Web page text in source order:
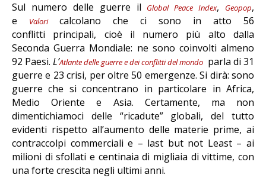
Sul numero delle guerre il
Global Peace Index, Geopop,
e
Valori calcolano che ci sono in atto 56
conflitti principali, cioè il numero più alto dalla
Seconda Guerra Mondiale: ne sono coinvolti almeno
92 Paesi. L’Atlante delle guerre e dei conflitti del mondo parla di 31
guerre e 23 crisi, per oltre 50 emergenze. Si dirà: sono
guerre che si concentrano in particolare in Africa,
Medio Oriente e Asia. Certamente, ma non
dimentichiamoci delle “ricadute” globali, del tutto
evidenti rispetto all’aumento delle materie prime, ai
contraccolpi commerciali e – last but not Least – ai
milioni di sfollati e centinaia di migliaia di vittime, con
una forte crescita negli ultimi anni.